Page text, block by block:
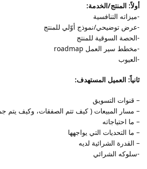
أولاً: المنتج/الخدمة:
-ميزاته التنافسية
-عرض توضيحي/نموذج أوّلي للمنتج
-الحصة السوقية للمنتج
-مخطط سير العمل roadmap
-العيوب
ثانياً: العميل المستهدف:
– قنوات التسويق
– مسار المبيعات ( كيف تتم الصفقات، وكيف يتم
– ما احتياجاته
– ما التحديات التي يواجهها
– القدرة الشرائية لديه
-سلوكه الشرائي